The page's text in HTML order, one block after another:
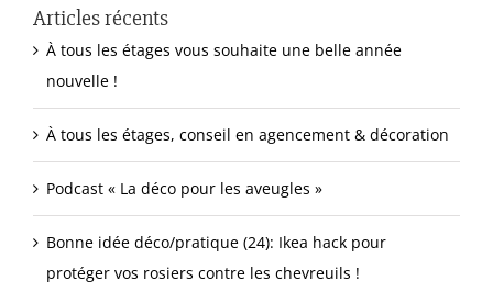
Articles récents
À tous les étages vous souhaite une belle année
nouvelle !
À tous les étages, conseil en agencement & décoration
Podcast « La déco pour les aveugles »
Bonne idée déco/pratique (24): Ikea hack pour
protéger vos rosiers contre les chevreuils !